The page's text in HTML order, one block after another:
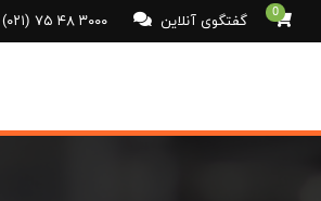
(۰۲۱) ۷۵ ۴۸ ۳۰۰۰ گفتگوی آنلاین 0